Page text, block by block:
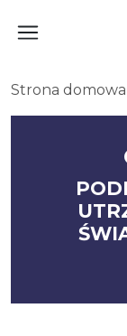
Strona domowa